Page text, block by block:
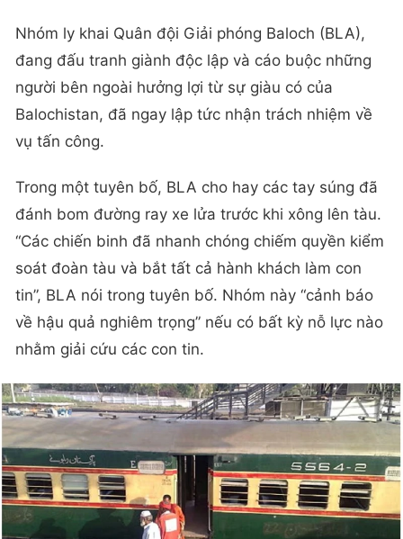
Nhóm ly khai Quân đội Giải phóng Baloch (BLA),
đang đấu tranh giành độc lập và cáo buộc những
người bên ngoài hưởng lợi từ sự giàu có của
Balochistan, đã ngay lập tức nhận trách nhiệm về
vụ tấn công.
Trong một tuyên bố, BLA cho hay các tay súng đã
đánh bom đường ray xe lửa trước khi xông lên tàu.
“Các chiến binh đã nhanh chóng chiếm quyền kiểm
soát đoàn tàu và bắt tất cả hành khách làm con
tin”, BLA nói trong tuyên bố. Nhóm này “cảnh báo
về hậu quả nghiêm trọng” nếu có bất kỳ nỗ lực nào
nhằm giải cứu các con tin.